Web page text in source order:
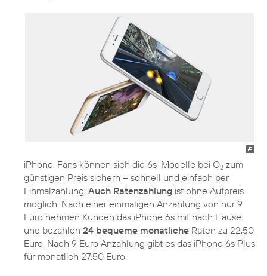
iPhone-Fans können sich die 6s-Modelle bei O2 zum
günstigen Preis sichern – schnell und einfach per
Einmalzahlung. Auch Ratenzahlung ist ohne Aufpreis
möglich: Nach einer einmaligen Anzahlung von nur 9
Euro nehmen Kunden das iPhone 6s mit nach Hause
und bezahlen 24 bequeme monatliche Raten zu 22,50
Euro. Nach 9 Euro Anzahlung gibt es das iPhone 6s Plus
für monatlich 27,50 Euro.